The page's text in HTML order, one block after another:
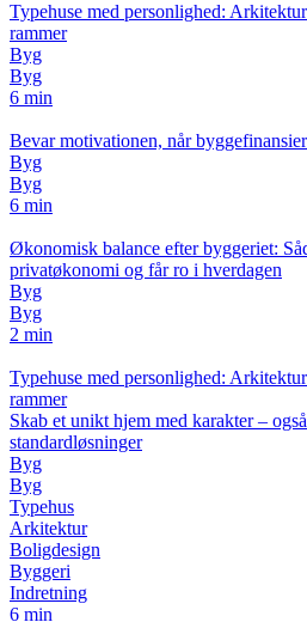
Typehuse med personlighed:
rammer
Byg
Byg
6 min
Bevar motivationen, når
Byg
Byg
6 min
Økonomisk balance efter byggeriet:
privatøkonomi og får ro i hverdagen
Byg
Byg
2 min
Typehuse med personlighed:
rammer
Skab et unikt hjem med karakter –
standardløsninger
Byg
Byg
Typehus
Arkitektur
Boligdesign
Byggeri
Indretning
6 min